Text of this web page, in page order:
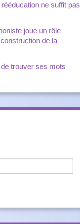
ne suffit pas
joue un rôle
de la
trouver ses mots